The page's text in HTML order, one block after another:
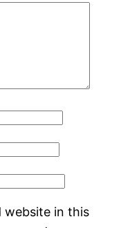
website in this